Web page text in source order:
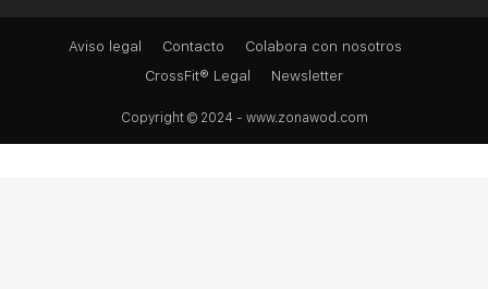
Aviso legal Contacto
Colabora con nosotros
CrossFit® Legal
Newsletter
Copyright © 2024 - www.zonawod.com